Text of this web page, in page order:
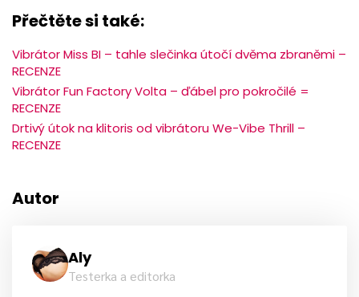
Přečtěte si také:
Vibrátor Miss BI – tahle slečinka útočí dvěma zbraněmi –
RECENZE
Vibrátor Fun Factory Volta – ďábel pro pokročilé =
RECENZE
Drtivý útok na klitoris od vibrátoru We-Vibe Thrill –
RECENZE
Autor
Aly
Testerka a editorka